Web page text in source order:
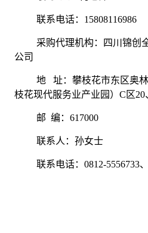
联系电话： 15808116986
采购代理机构：四川锦创
公司
地 址：攀枝花市东区奥
枝花现代服务业产业园） C 区20
邮 编：617000
联系人：孙女士
联系电话：0812-5556733、